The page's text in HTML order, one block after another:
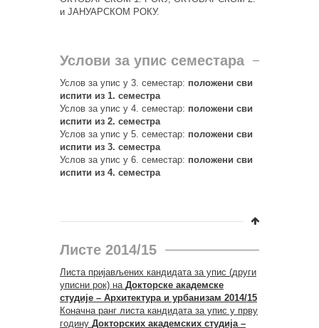
и JАНУАРСКОМ РОКУ.
Услови за упис семестара
Услов за упис у 3. семестар: положени сви
испити из 1. семестра
Услов за упис у 4. семестар: положени сви
испити из 2. семестра
Услов за упис у 5. семестар: положени сви
испити из 3. семестра
Услов за упис у 6. семестар: положени сви
испити из 4. семестра
Листе 2014/15
Листа пријављених кандидата за упис (други
уписни рок) на Докторске академске
студије – Архитектура и урбанизам 2014/15
Коначна ранг листа кандидата за упис у прву
годину Докторских академских студија –